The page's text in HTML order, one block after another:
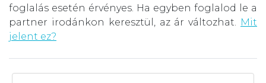
foglalás esetén érvényes. Ha egyben foglalod le a
partner irodánkon keresztül, az ár változhat.
Mit
jelent ez?